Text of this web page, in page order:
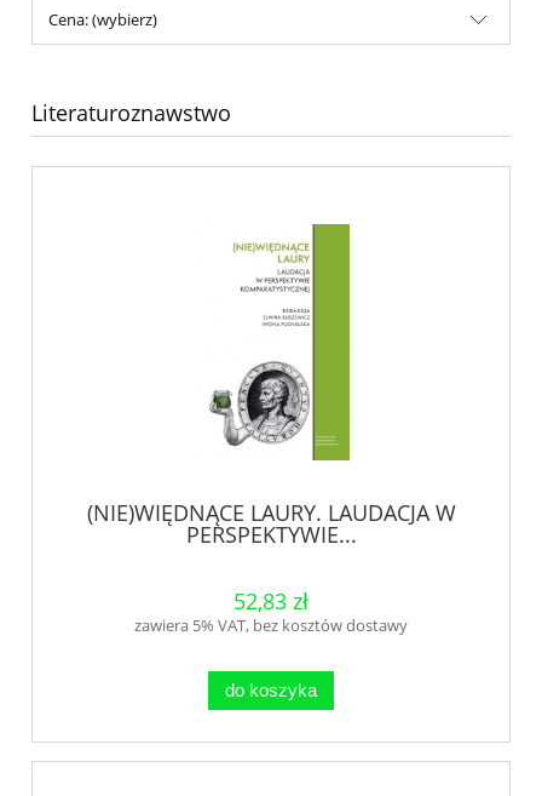
Cena: (wybierz)
Literaturoznawstwo
(NIE)WIĘDNĄCE LAURY. LAUDACJA W
PERSPEKTYWIE...
52,83 zł
zawiera 5% VAT, bez kosztów dostawy
do koszyka